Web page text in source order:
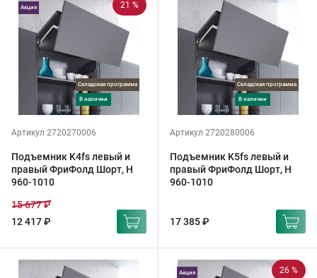
21 %
Складская программа
в наличии
Акция
Артикул 2720270006
Подъемник K4fs левый и
правый ФриФолд Шорт, H
960-1010
12 417 ₽
15 677 ₽
Складская программа
в наличии
Артикул 2720280006
Подъемник K5fs левый и
правый ФриФолд Шорт, H
960-1010
17 385 ₽
26 %
Акция